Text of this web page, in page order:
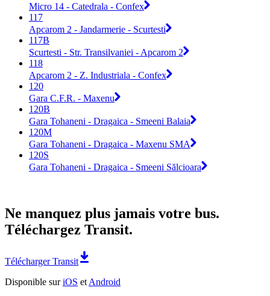
Micro 14 - Catedrala - Confex
117
Apcarom 2 - Jandarmerie - Scurtesti
117B
Scurtesti - Str. Transilvaniei - Apcarom 2
118
Apcarom 2 - Z. Industriala - Confex
120
Gara C.F.R. - Maxenu
120B
Gara Tohaneni - Dragaica - Smeeni Balaia
120M
Gara Tohaneni - Dragaica - Maxenu SMA
120S
Gara Tohaneni - Dragaica - Smeeni Sălcioara
Ne manquez plus jamais votre bus.
Téléchargez Transit.
Télécharger Transit
Disponible suriOS et Android